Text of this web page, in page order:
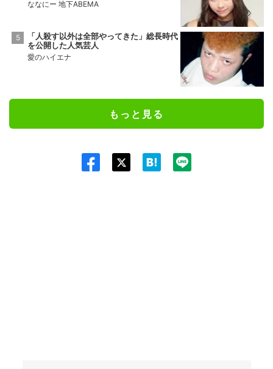
ななにー 地下ABEMA
「人殺す以外は全部やってきた」総長時代
を公開した人気芸人
愛のハイエナ
もっと見る